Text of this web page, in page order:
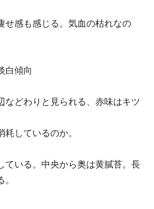
せ感も感じる。気血の枯れなの
白傾向
などわりと見られる、赤味はキツ
しているのか。
ている。中央から奥は黄膩苔。長